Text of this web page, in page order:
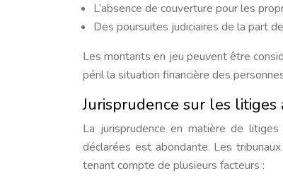
L’absence de couverture pour les
Des poursuites judiciaires de la part
Les montants en jeu peuvent être
péril la situation financière des
Jurisprudence sur les litiges
La jurisprudence en matière de
déclarées est abondante. Les
tenant compte de plusieurs facteurs :